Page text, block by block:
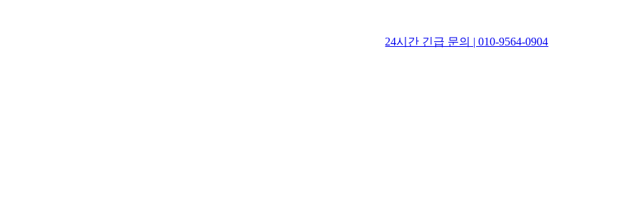
24시간 긴급 문의 | 010-9564-0904